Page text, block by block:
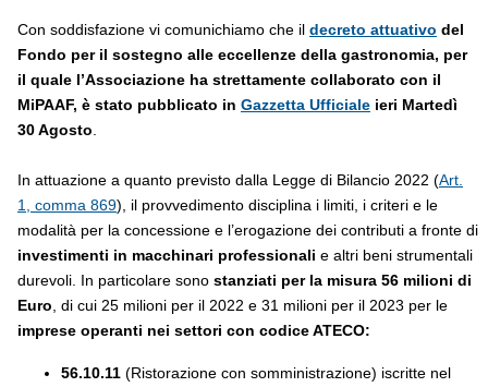
Con soddisfazione vi comunichiamo che il decreto attuativo del
Fondo per il sostegno alle eccellenze della gastronomia, per
il quale l’Associazione ha strettamente collaborato con il
MiPAAF, è stato pubblicato in Gazzetta Ufficiale ieri Martedì
30 Agosto
In attuazione a quanto previsto dalla Legge di Bilancio 2022 (Art.
1, comma 869), il provvedimento disciplina i limiti, i criteri e le
modalità per la concessione e l’erogazione dei contributi a fronte di
investimenti in macchinari professionali e altri beni strumentali
durevoli. In particolare sono stanziati per la misura 56 milioni di
Euro , di cui 25 milioni per il 2022 e 31 milioni per il 2023 per le
imprese operanti nei settori con codice ATECO:
56.10.11 (Ristorazione con somministrazione) iscritte nel